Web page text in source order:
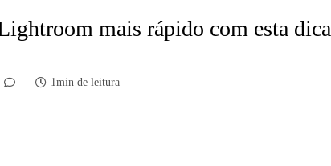
mais rápido com esta dica
1min de leitura